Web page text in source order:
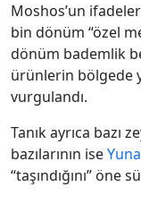
Moshos’un
bin dönüm “özel
dönüm bademlik
ürünlerin bölgede
vurgulandı.
Tanık ayrıca bazı
bazılarının ise
“taşındığını” öne